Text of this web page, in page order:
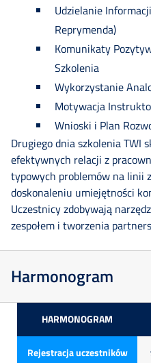
Udzielanie
Reprymenda)
Komunikaty
Szkolenia
Wykorzystanie
Motywacja
Wnioski i Plan
Drugiego dnia szkolenia TWI
efektywnych relacji z
typowych problemów na linii
doskonaleniu umiejętności
Uczestnicy zdobywają
zespołem i tworzenia
Harmonogram
HARMONOGRAM
Rejestracja uczestników